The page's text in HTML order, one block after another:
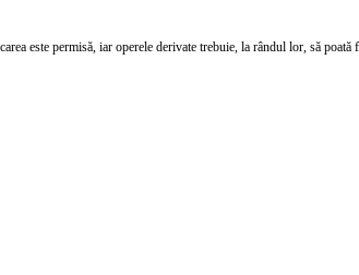
este permisă, iar operele derivate trebuie, la rândul lor, să